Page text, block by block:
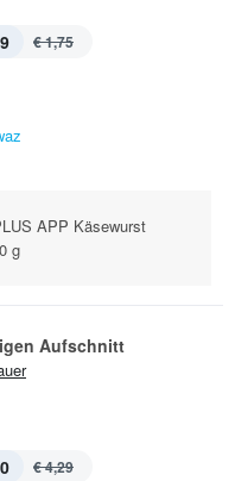
€ 1,75
APP Käsewurst
g
Aufschnitt
€ 4,29